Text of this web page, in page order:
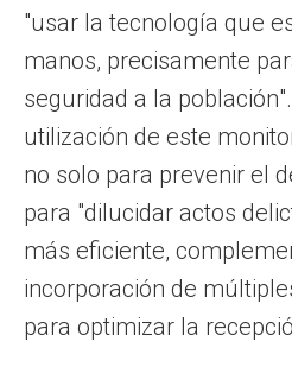
"usar la tecnología que
manos, precisamente
seguridad a la
utilización de este
no solo para prevenir el
para "dilucidar actos
más eficiente,
incorporación de
para optimizar la